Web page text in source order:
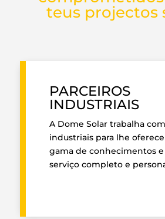
teus projectos
PARCEIROS
INDUSTRIAIS
A Dome Solar trabalha
industriais para lhe
gama de conhecimentos
serviço completo e